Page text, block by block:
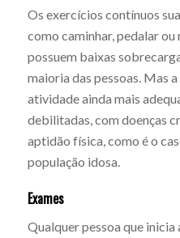
Os exercícios contínuos
como caminhar, pedalar ou
possuem baixas
maioria das pessoas. Mas
atividade ainda mais
debilitadas, com doenças
aptidão física, como é o
população idosa.
Exames
Qualquer pessoa que inicia